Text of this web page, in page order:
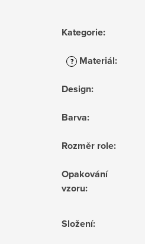
Kategorie:
? Materiál:
Design:
Barva:
Rozměr role:
Opakování
vzoru:
Složení: